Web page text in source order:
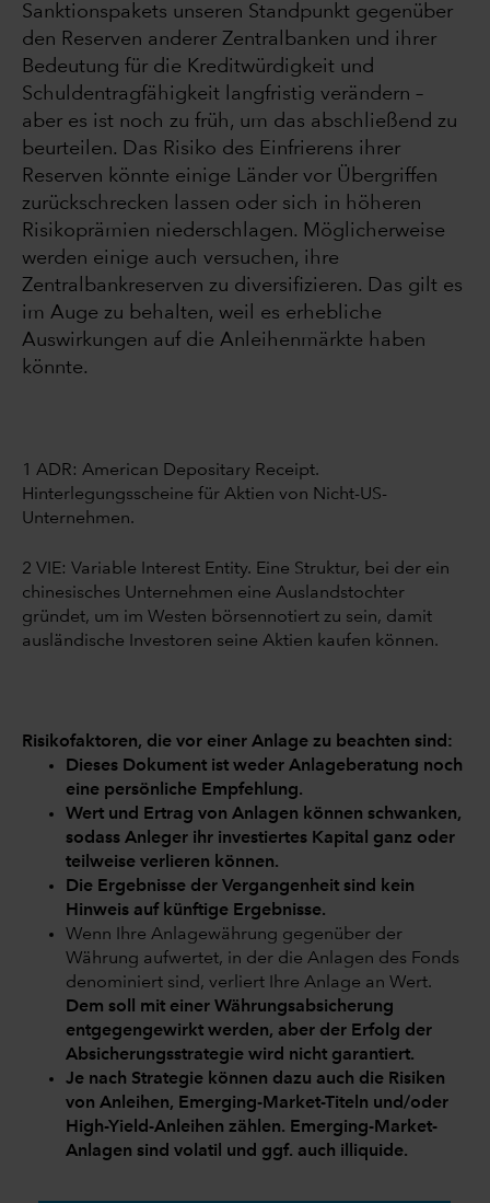
Sanktionspakets unseren Standpunkt gegenüber
den Reserven anderer Zentralbanken und ihrer
Bedeutung für die Kreditwürdigkeit und
Schuldentragfähigkeit langfristig verändern –
aber es ist noch zu früh, um das abschließend zu
beurteilen. Das Risiko des Einfrierens ihrer
Reserven könnte einige Länder vor Übergriffen
zurückschrecken lassen oder sich in höheren
Risikoprämien niederschlagen. Möglicherweise
werden einige auch versuchen, ihre
Zentralbankreserven zu diversifizieren. Das gilt es
im Auge zu behalten, weil es erhebliche
Auswirkungen auf die Anleihenmärkte haben
könnte.
1 ADR: American Depositary Receipt.
Hinterlegungsscheine für Aktien von Nicht-US-
Unternehmen.
2 VIE: Variable Interest Entity. Eine Struktur, bei der ein
chinesisches Unternehmen eine Auslandstochter
gründet, um im Westen börsennotiert zu sein, damit
ausländische Investoren seine Aktien kaufen können.
Risikofaktoren, die vor einer Anlage zu beachten sind:
Dieses Dokument ist weder Anlageberatung noch
eine persönliche Empfehlung.
Wert und Ertrag von Anlagen können schwanken,
sodass Anleger ihr investiertes Kapital ganz oder
teilweise verlieren können.
Die Ergebnisse der Vergangenheit sind kein
Hinweis auf künftige Ergebnisse.
Wenn Ihre Anlagewährung gegenüber der
Währung aufwertet, in der die Anlagen des Fonds
denominiert sind, verliert Ihre Anlage an Wert.
Dem soll mit einer Währungsabsicherung
entgegengewirkt werden, aber der Erfolg der
Absicherungsstrategie wird nicht garantiert.
Je nach Strategie können dazu auch die Risiken
von Anleihen, Emerging-Market-Titeln und/oder
High-Yield-Anleihen zählen. Emerging-Market-
Anlagen sind volatil und ggf. auch illiquide.